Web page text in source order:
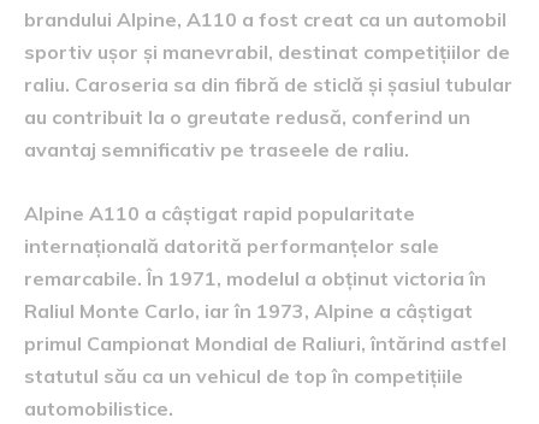
brandului Alpine, A110 a fost creat ca un automobil
sportiv ușor și manevrabil, destinat competițiilor de
raliu. Caroseria sa din fibră de sticlă și șasiul tubular
au contribuit la o greutate redusă, conferind un
avantaj semnificativ pe traseele de raliu.
Alpine A110 a câștigat rapid popularitate
internațională datorită performanțelor sale
remarcabile. În 1971, modelul a obținut victoria în
Raliul Monte Carlo, iar în 1973, Alpine a câștigat
primul Campionat Mondial de Raliuri, întărind astfel
statutul său ca un vehicul de top în competițiile
automobilistice.